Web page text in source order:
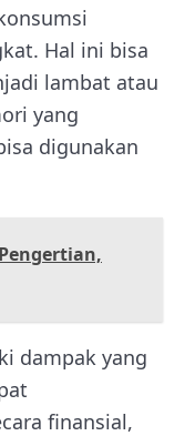
Hal ini bisa
lambat atau
yang
digunakan
dampak yang
finansial,